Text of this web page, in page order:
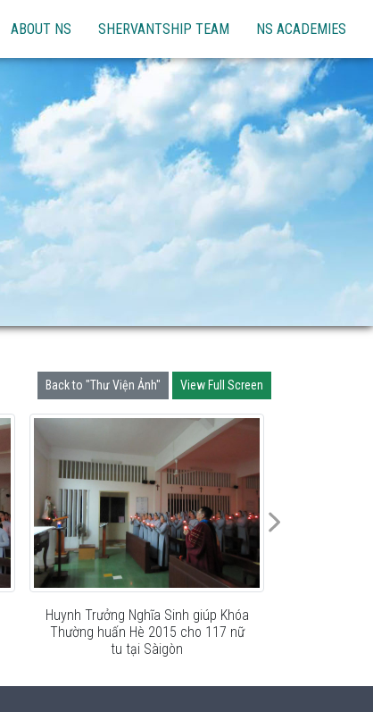
ABOUT NS SHERVANTSHIP TEAM NS ACADEMIES
Back to "Thư Viện Ảnh" View Full Screen
Huynh Trưởng Nghĩa Sinh giúp Khóa
Thường huấn Hè 2015 cho 117 nữ
tu tại Sàigòn